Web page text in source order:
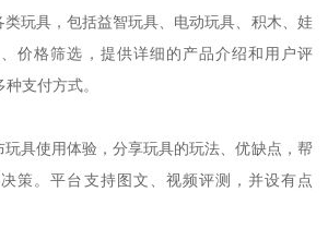
玩具，包括益智玩具、电动玩具、积木、娃
价格筛选，提供详细的产品介绍和用户评
支付方式。
具使用体验，分享玩具的玩法、优缺点，帮
策。平台支持图文、视频评测，并设有点